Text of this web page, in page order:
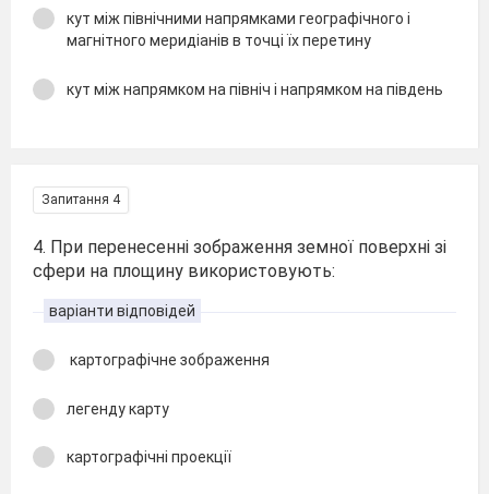
кут між північними напрямками географічного і
магнітного меридіанів в точці їх перетину
кут між напрямком на північ і напрямком на південь
Запитання 4
4. При перенесенні зображення земної поверхні зі
сфери на площину використовують:
варіанти відповідей
картографічне зображення
легенду карту
картографічні проекції